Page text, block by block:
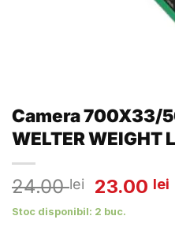
Camera 700X33/
WELTER WEIGHT
24.00lei
Prețul
inițial
23.00 lei
Stoc disponibil: 2 buc.